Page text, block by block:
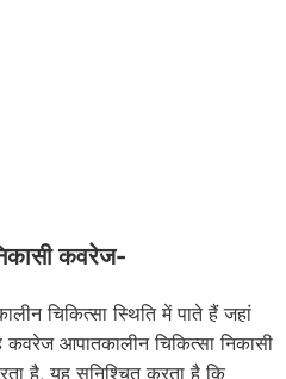
कवरेज-
चिकित्सा स्थिति में पाते हैं जहां
कवरेज आपातकालीन चिकित्सा निकासी
है, यह सुनिश्चित करता है कि